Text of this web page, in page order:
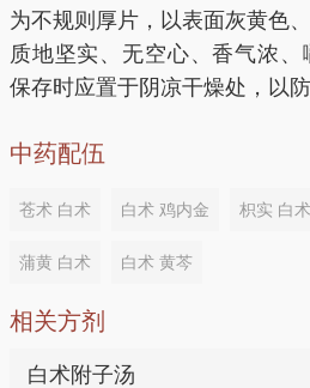
功效：健脾益气 做法：白术烘
次10克，每日2～3次，一般用
妊娠后期两脚水肿
功效：利水消肿 做法：白术
苓、木瓜各150克，诸药研为
便秘
为不规则厚片，以表面灰黄色
质地坚实、无空心、香气浓、
保存时应置于阴凉干燥处，以防
中药配伍
苍术 白术 白术 鸡内金 枳实 白术
蒲黄 白术 白术 黄芩
相关方剂
白术附子汤